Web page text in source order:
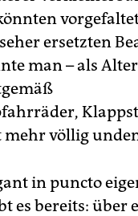
ersetzten
man – als
mehr völlig
in puncto
es bereits: über